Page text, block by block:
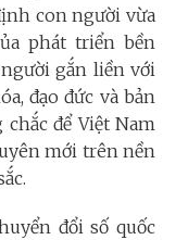
con người vừa
phát triển bền
gắn liền với
đạo đức và bản
để Việt Nam
mới trên nền
đổi số quốc